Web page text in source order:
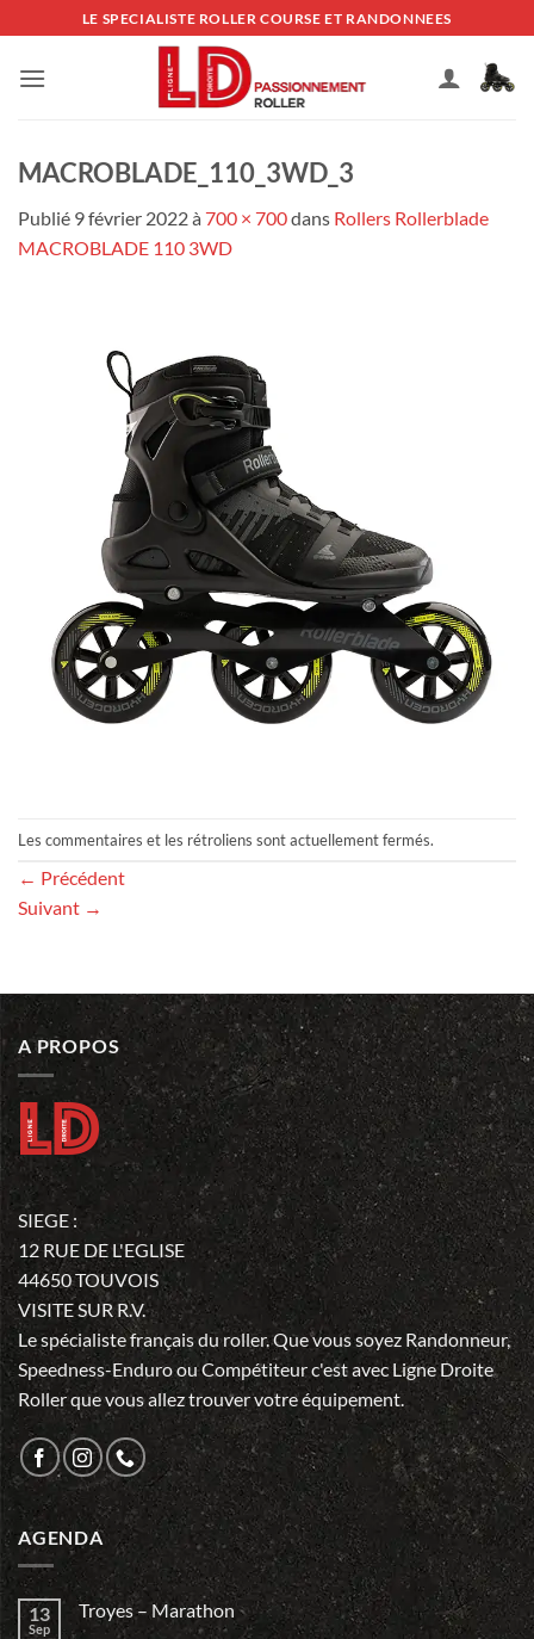
au
contenu
LE SPECIALISTE ROLLER COURSE ET RANDONNEES
MACROBLADE_110_3WD_3
Publié 9 février 2022à 700 × 700dans Rollers Rollerblade
MACROBLADE 110 3WD
Les commentaires et les rétroliens sont actuellement fermés.
← Précédent
Suivant →
A PROPOS
SIEGE :
12 RUE DE L'EGLISE
44650 TOUVOIS
VISITE SUR R.V.
Le spécialiste français du roller. Que vous soyez Randonneur,
Speedness-Enduro ou Compétiteur c'est avec Ligne Droite
Roller que vous allez trouver votre équipement.
AGENDA
13
Sep
Troyes – Marathon